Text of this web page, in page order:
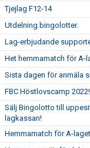
Tjejlag F12-14
Utdelning bingolotter.
Lag-erbjudande
Het hemmamatch för A-
Sista dagen för anmäla
FBC Höstlovscamp 2022!
Sälj Bingolotto till
lagkassan!
Hemmamatch för A-